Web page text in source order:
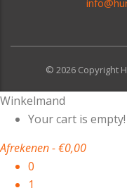
© 2026 Copyright
Winkelmand
Your cart is empty!
Afrekenen-€0,00
0
1